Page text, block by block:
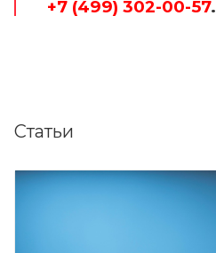
+7 (499) 302-00-57.
Статьи